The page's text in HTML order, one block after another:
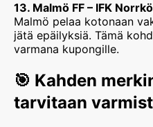
13. Malmö FF – IFK
Malmö pelaa kotonaan
jätä epäilyksiä. Tämä
varmana kupongille.
🎯 Kahden
tarvitaan